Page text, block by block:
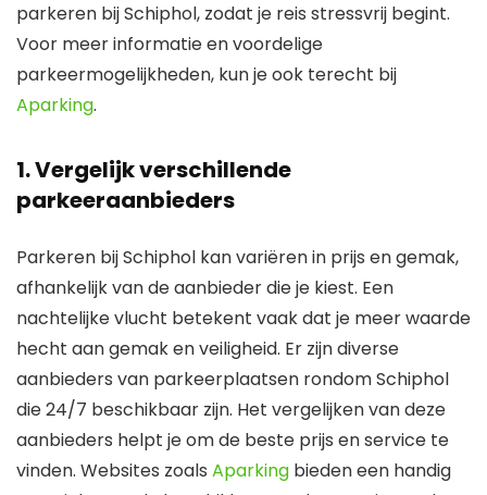
parkeren bij Schiphol, zodat je reis stressvrij begint.
Voor meer informatie en voordelige
parkeermogelijkheden, kun je ook terecht bij
Aparking.
1. Vergelijk verschillende
parkeeraanbieders
Parkeren bij Schiphol kan variëren in prijs en gemak,
afhankelijk van de aanbieder die je kiest. Een
nachtelijke vlucht betekent vaak dat je meer waarde
hecht aan gemak en veiligheid. Er zijn diverse
aanbieders van parkeerplaatsen rondom Schiphol
die 24/7 beschikbaar zijn. Het vergelijken van deze
aanbieders helpt je om de beste prijs en service te
vinden. Websites zoals Aparking bieden een handig